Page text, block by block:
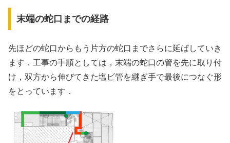
末端の蛇口までの経路
先ほどの蛇口からもう片方の蛇口までさらに延ばしていき
ます．工事の手順としては，末端の蛇口の管を先に取り付
け，双方から伸びてきた塩ビ管を継ぎ手で最後につなぐ形
をとっています．